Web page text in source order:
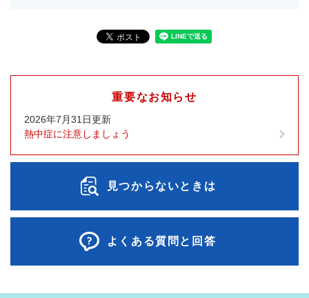
重要なお知らせ
2026年7月31日更新
熱中症に注意しましょう
見つからないときは
よくある質問と回答